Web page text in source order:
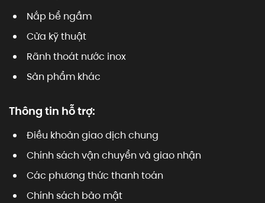
Nắp bể ngầm
Cửa kỹ thuật
Rãnh thoát nước inox
Sản phẩm khác
Thông tin hỗ trợ:
Điều khoản giao dịch chung
Chính sách vận chuyển và giao nhận
Các phương thức thanh toán
Chính sách bảo mật